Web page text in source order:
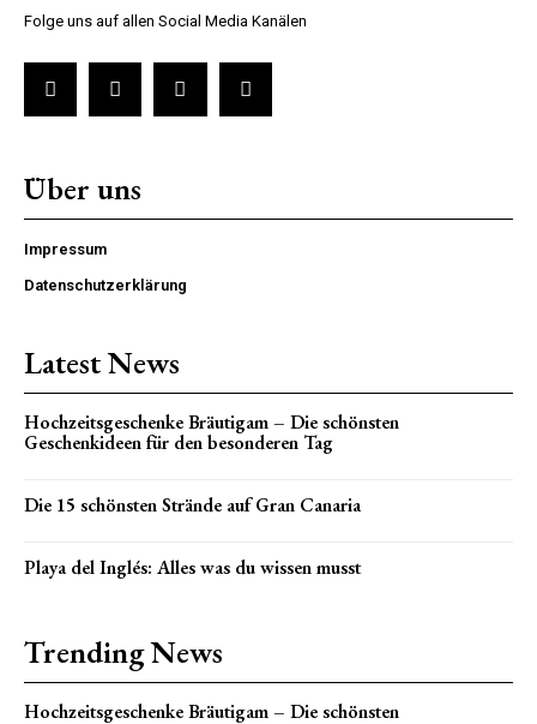
Folge uns auf allen Social Media Kanälen
Über uns
Impressum
Datenschutzerklärung
Latest News
Hochzeitsgeschenke Bräutigam – Die schönsten
Geschenkideen für den besonderen Tag
Die 15 schönsten Strände auf Gran Canaria
Playa del Inglés: Alles was du wissen musst
Trending News
Hochzeitsgeschenke Bräutigam – Die schönsten